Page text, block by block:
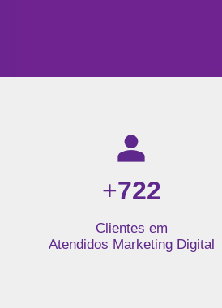
de marketing digital: mais
+722
Clientes em
Atendidos Marketing Digital